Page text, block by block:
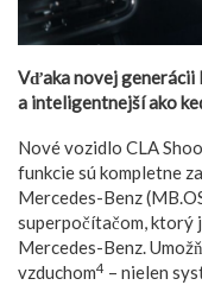
Vďaka novej generácii
a inteligentnejší ako
Nové vozidlo CLA
funkcie sú kompletne
Mercedes-Benz
superpočítačom, ktorý
Mercedes-Benz.
vzduchom4 – nielen